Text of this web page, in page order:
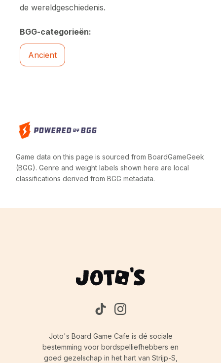
de wereldgeschiedenis.
BGG-categorieën:
Ancient
Game data on this page is sourced from BoardGameGeek
(BGG). Genre and weight labels shown here are local
classifications derived from BGG metadata.
Joto's Board Game Cafe is dé sociale
bestemming voor bordspelliefhebbers en
goed gezelschap in het hart van Strijp-S,